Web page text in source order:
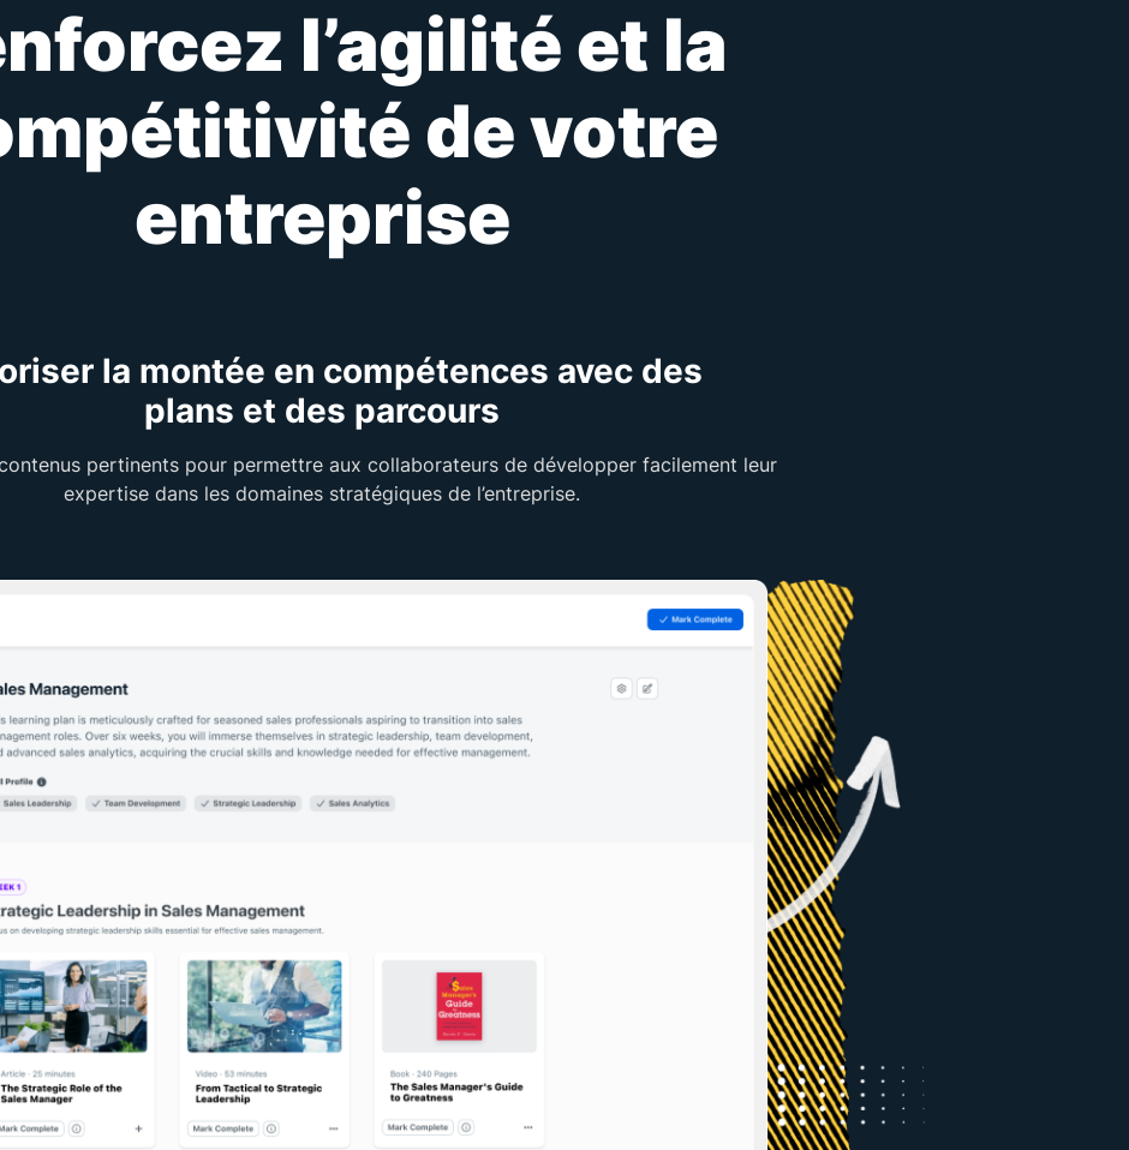
l’agilité et la
de votre
entreprise
la montée en compétences avec des
plans et des parcours
pertinents pour permettre aux collaborateurs de développer facilement leur
expertise dans les domaines stratégiques de l’entreprise.